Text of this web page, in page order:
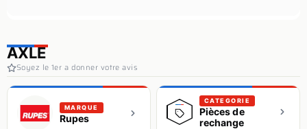
AXLE
Soyez le 1er a donner votre avis
MARQUE
Rupes
CATEGORIE
Pièces de
rechange